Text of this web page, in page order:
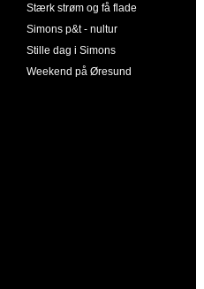
Stærk strøm og få flade
Simons p&t - nultur
Stille dag i Simons
Weekend på Øresund